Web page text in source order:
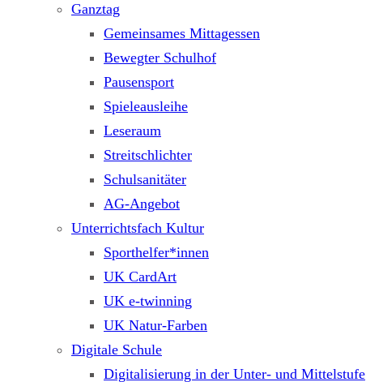
Ganztag
Gemeinsames Mittagessen
Bewegter Schulhof
Pausensport
Spieleausleihe
Leseraum
Streitschlichter
Schulsanitäter
AG-Angebot
Unterrichtsfach Kultur
Sporthelfer*innen
UK CardArt
UK e-twinning
UK Natur-Farben
Digitale Schule
Digitalisierung in der Unter- und Mittelstufe